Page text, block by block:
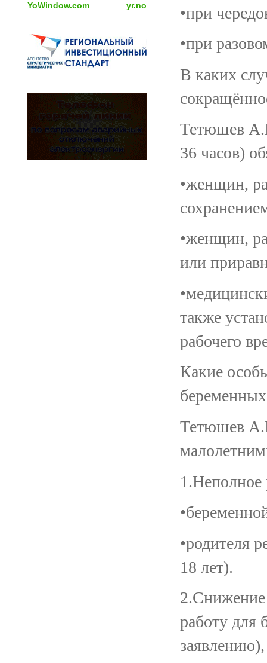
YoWindow.com yr.no
•при
•при
В каких
Тетюшев
36 часов)
•женщин,
•женщин,
или
также
рабочего
Какие
Тетюшев
1.Неполное
•родителя
18 лет).
2.Снижение
работу для
заявлению),